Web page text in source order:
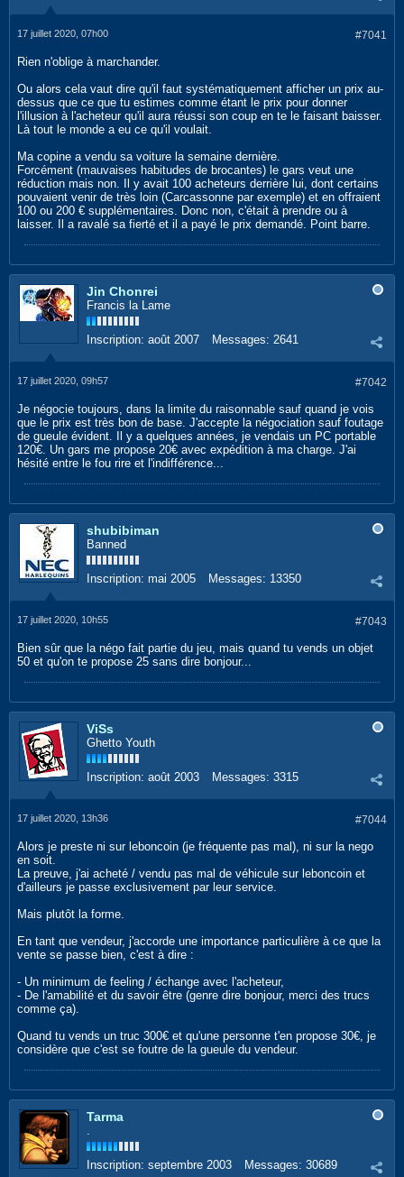
#7041
17 juillet 2020, 07h00
Rien n'oblige à marchander.
Ou alors cela vaut dire qu'il faut systématiquement afficher un prix au-
dessus que ce que tu estimes comme étant le prix pour donner
l'illusion à l'acheteur qu'il aura réussi son coup en te le faisant baisser.
Là tout le monde a eu ce qu'il voulait.
Ma copine a vendu sa voiture la semaine dernière.
Forcément (mauvaises habitudes de brocantes) le gars veut une
réduction mais non. Il y avait 100 acheteurs derrière lui, dont certains
pouvaient venir de très loin (Carcassonne par exemple) et en offraient
100 ou 200 € supplémentaires. Donc non, c'était à prendre ou à
laisser. Il a ravalé sa fierté et il a payé le prix demandé. Point barre.
Jin Chonrei
Francis la Lame
Inscription: août 2007 Messages: 2641
#7042
17 juillet 2020, 09h57
Je négocie toujours, dans la limite du raisonnable sauf quand je vois
que le prix est très bon de base. J'accepte la négociation sauf foutage
de gueule évident. Il y a quelques années, je vendais un PC portable
120€. Un gars me propose 20€ avec expédition à ma charge. J'ai
hésité entre le fou rire et l'indifférence...
shubibiman
Banned
Inscription: mai 2005 Messages: 13350
#7043
17 juillet 2020, 10h55
Bien sûr que la négo fait partie du jeu, mais quand tu vends un objet
50 et qu'on te propose 25 sans dire bonjour...
ViSs
Ghetto Youth
Inscription: août 2003 Messages: 3315
#7044
17 juillet 2020, 13h36
Alors je preste ni sur leboncoin (je fréquente pas mal), ni sur la nego
en soit.
La preuve, j'ai acheté / vendu pas mal de véhicule sur leboncoin et
d'ailleurs je passe exclusivement par leur service.
Mais plutôt la forme.
En tant que vendeur, j'accorde une importance particulière à ce que la
vente se passe bien, c'est à dire :
- Un minimum de feeling / échange avec l'acheteur,
- De l'amabilité et du savoir être (genre dire bonjour, merci des trucs
comme ça).
Quand tu vends un truc 300€ et qu'une personne t'en propose 30€, je
considère que c'est se foutre de la gueule du vendeur.
Tarma
.
Inscription: septembre 2003 Messages: 30689